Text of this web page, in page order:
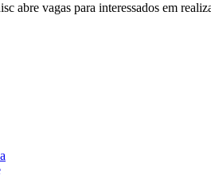
abre vagas para interessados em